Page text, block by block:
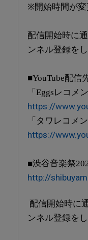
※開始時間が変
配信開始時に
ンネル登録を
■YouTube配信
「Eggsレコメ
https://
「タワレコメ
https://
■渋谷音楽祭
http://
配信開始時に
ンネル登録を